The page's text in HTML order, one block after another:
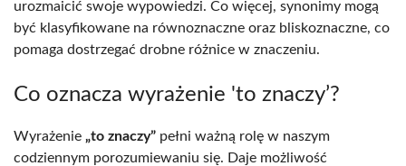
urozmaicić swoje wypowiedzi. Co więcej, synonimy mogą
być klasyfikowane na równoznaczne oraz bliskoznaczne, co
pomaga dostrzegać drobne różnice w znaczeniu.
Co oznacza wyrażenie 'to znaczy’?
Wyrażenie „to znaczy” pełni ważną rolę w naszym
codziennym porozumiewaniu się. Daje możliwość